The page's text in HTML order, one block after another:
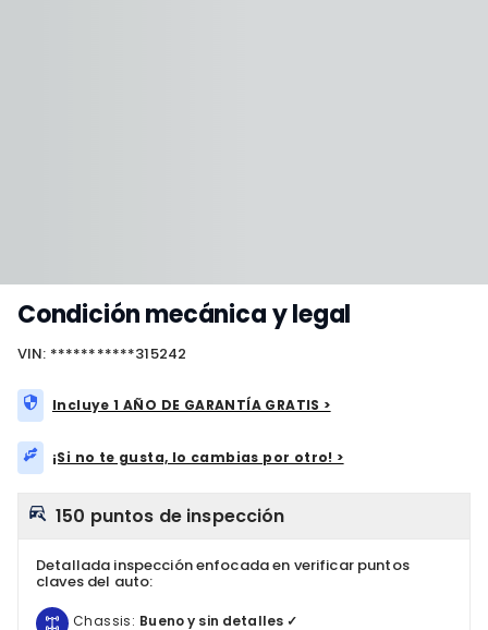
Condición mecánica y legal
VIN: ***********315242
Incluye 1 AÑO DE GARANTÍA GRATIS >
¡Si no te gusta, lo cambias por otro! >
150 puntos de inspección
Detallada inspección enfocada en verificar puntos
claves del auto:
Chassis: Bueno y sin detalles ✓